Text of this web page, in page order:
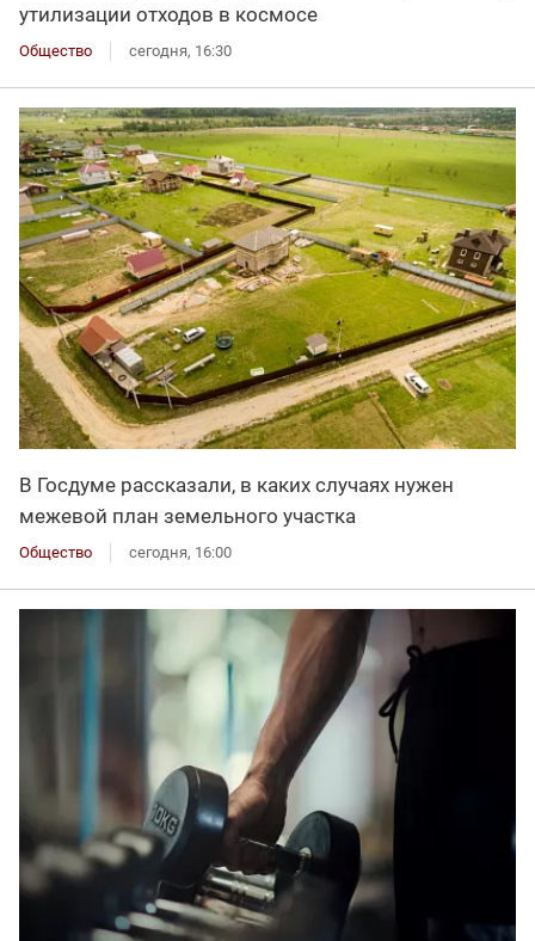
утилизации отходов в космосе
Общество сегодня, 16:30
В Госдуме рассказали, в каких случаях нужен
межевой план земельного участка
Общество сегодня, 16:00